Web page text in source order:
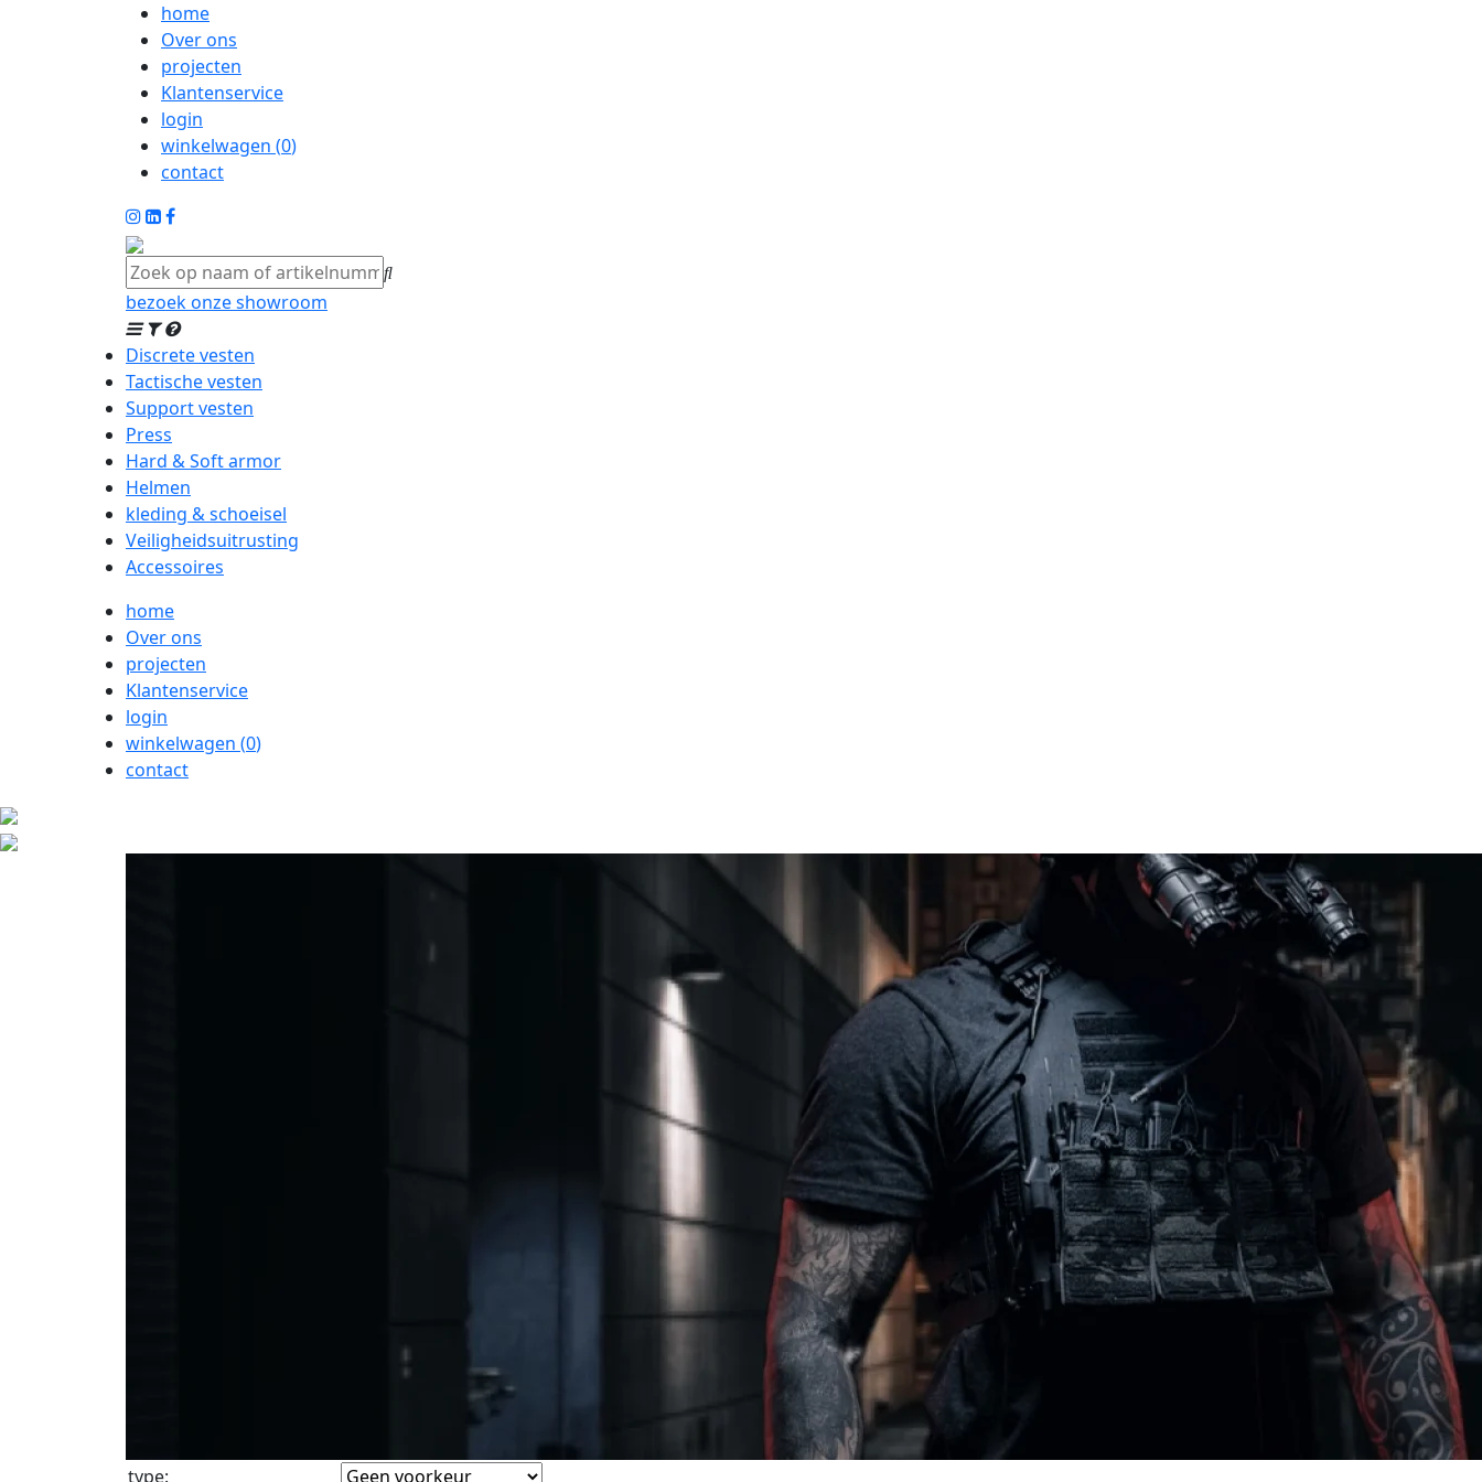
home
Over ons
projecten
Klantenservice
login
winkelwagen (0)
contact
bezoek onze showroom
Discrete vesten
Tactische vesten
Support vesten
Press
Hard & Soft armor
Helmen
kleding & schoeisel
Veiligheidsuitrusting
Accessoires
home
Over ons
projecten
Klantenservice
login
winkelwagen (0)
contact
type: